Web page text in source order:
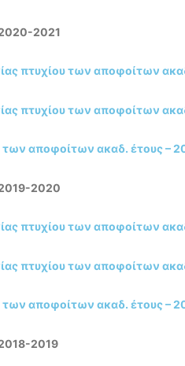
2021
πτυχίου των αποφοίτων
πτυχίου των αποφοίτων
των αποφοίτων ακαδ. έτους –
2020
πτυχίου των αποφοίτων
πτυχίου των αποφοίτων
των αποφοίτων ακαδ. έτους –
2019